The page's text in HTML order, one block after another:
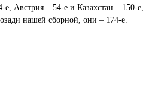
Австрия – 54-е и Казахстан – 150-е,
нашей сборной, они – 174-е.